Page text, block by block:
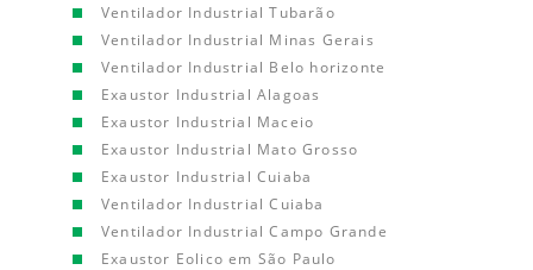
Ventilador Industrial Tubarão
Ventilador Industrial Minas Gerais
Ventilador Industrial Belo horizonte
Exaustor Industrial Alagoas
Exaustor Industrial Maceio
Exaustor Industrial Mato Grosso
Exaustor Industrial Cuiaba
Ventilador Industrial Cuiaba
Ventilador Industrial Campo Grande
Exaustor Eolico em São Paulo